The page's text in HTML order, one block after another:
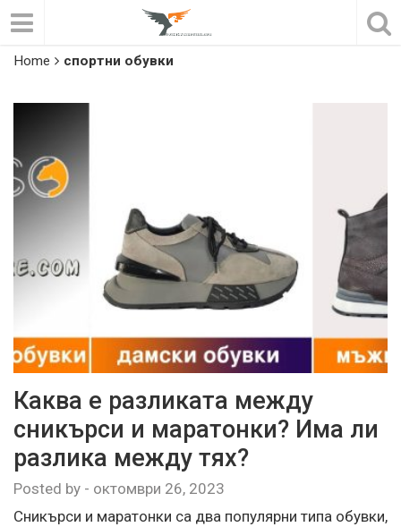
Home спортни обувки
Каква е разликата между
сникърси и маратонки? Има ли
разлика между тях?
Posted by - октомври 26, 2023
Сникърси и маратонки са два популярни типа обувки,